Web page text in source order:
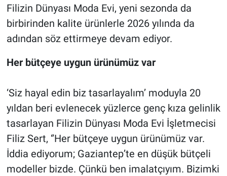
Filizin Dünyası Moda Evi, yeni sezonda da
birbirinden kalite ürünlerle 2026 yılında da
adından söz ettirmeye devam ediyor.
Her bütçeye uygun ürünümüz var
‘Siz hayal edin biz tasarlayalım’ moduyla 20
yıldan beri evlenecek yüzlerce genç kıza gelinlik
tasarlayan Filizin Dünyası Moda Evi İşletmecisi
Filiz Sert, ‘’Her bütçeye uygun ürünümüz var.
İddia ediyorum; Gaziantep’te en düşük bütçeli
modeller bizde. Çünkü ben imalatçıyım. Bizimki